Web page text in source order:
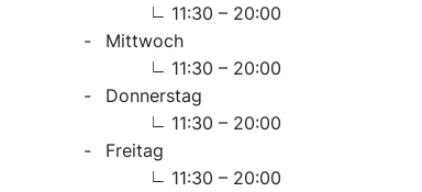
11:30 – 20:00
Mittwoch
11:30 – 20:00
Donnerstag
11:30 – 20:00
Freitag
11:30 – 20:00